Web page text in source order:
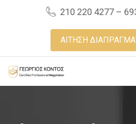
210 220 4277 –
ΑΙΤΗΣΗ